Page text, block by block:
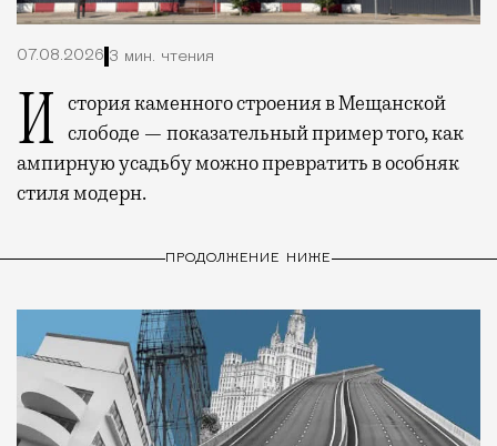
07.08.2026 3 мин. чтения
История каменного строения в Мещанской слободе — показательный пример того, как
ампирную усадьбу можно превратить в особняк
стиля модерн.
ПРОДОЛЖЕНИЕ НИЖЕ